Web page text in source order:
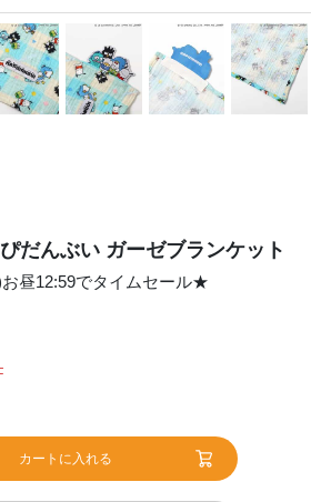
だんぶい ガーゼブランケット
昼12:59でタイムセール★
カートに入れる